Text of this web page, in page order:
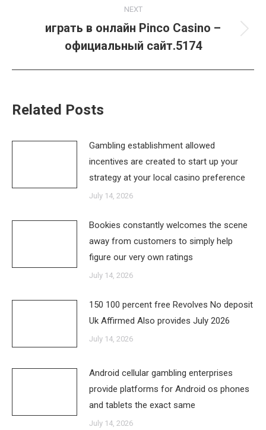
NEXT
Next
post:
играть в онлайн Pinco Casino –
официальный сайт.5174
Related Posts
Gambling establishment allowed
incentives are created to start up your
strategy at your local casino preference
July 14, 2026
Bookies constantly welcomes the scene
away from customers to simply help
figure our very own ratings
July 14, 2026
150 100 percent free Revolves No deposit
Uk Affirmed Also provides July 2026
July 14, 2026
Android cellular gambling enterprises
provide platforms for Android os phones
and tablets the exact same
July 14, 2026